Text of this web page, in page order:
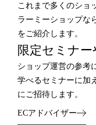
これまで多くのショ
ラーミーショップな
をご紹介します。
限定セミナ
ショップ運営の参考
学べるセミナーに加
にご招待します。
ECアドバイザー